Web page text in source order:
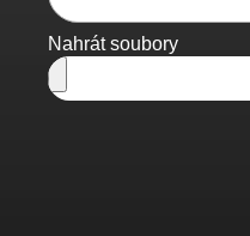
Nahrát soubory